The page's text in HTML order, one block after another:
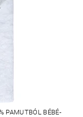
PAMUTBÓL BÉBÉ-